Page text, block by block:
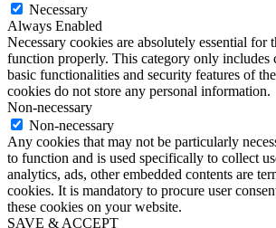
Necessary
Always Enabled
Necessary cookies are absolutely essential for
function properly. This category only includes
basic functionalities and security features of
cookies do not store any personal information.
Non-necessary
Non-necessary
Any cookies that may not be particularly
to function and is used specifically to collect
analytics, ads, other embedded contents are
cookies. It is mandatory to procure user
these cookies on your website.
SAVE & ACCEPT